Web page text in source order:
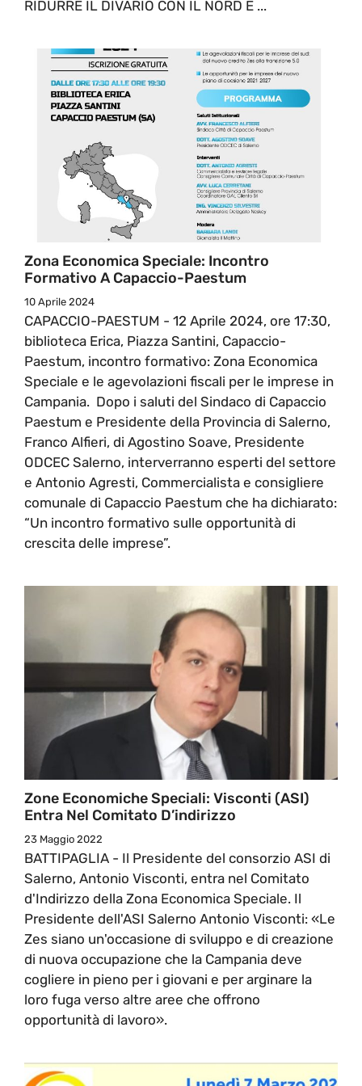
RIDURRE IL DIVARIO CON IL NORD E ...
Zona Economica Speciale: Incontro
Formativo A Capaccio-Paestum
10 Aprile 2024
CAPACCIO-PAESTUM - 12 Aprile 2024, ore 17:30,
biblioteca Erica, Piazza Santini, Capaccio-
Paestum, incontro formativo: Zona Economica
Speciale e le agevolazioni fiscali per le imprese in
Campania. Dopo i saluti del Sindaco di Capaccio
Paestum e Presidente della Provincia di Salerno,
Franco Alfieri, di Agostino Soave, Presidente
ODCEC Salerno, interverranno esperti del settore
e Antonio Agresti, Commercialista e consigliere
comunale di Capaccio Paestum che ha dichiarato:
“Un incontro formativo sulle opportunità di
crescita delle imprese”.
Zone Economiche Speciali: Visconti (ASI)
Entra Nel Comitato D’indirizzo
23 Maggio 2022
BATTIPAGLIA - Il Presidente del consorzio ASI di
Salerno, Antonio Visconti, entra nel Comitato
d'Indirizzo della Zona Economica Speciale. Il
Presidente dell'ASI Salerno Antonio Visconti: «Le
Zes siano un'occasione di sviluppo e di creazione
di nuova occupazione che la Campania deve
cogliere in pieno per i giovani e per arginare la
loro fuga verso altre aree che offrono
opportunità di lavoro».